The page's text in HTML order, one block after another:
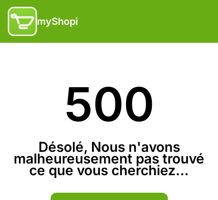
myShopi
500
Désolé, Nous n'avons
malheureusement pas trouvé
ce que vous cherchiez...